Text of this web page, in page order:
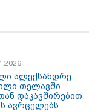
2026
ალექსანდრე
თელავში
დაკავშირებით
ავრცელებს